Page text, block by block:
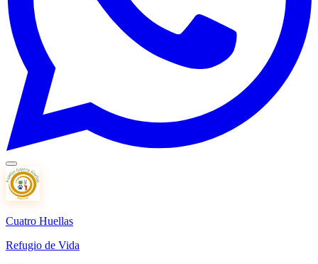
Cuatro Huellas
Refugio de Vida